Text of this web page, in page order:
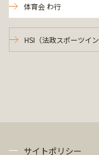
体育会 わ行
HSI（法政スポーツイ
サイトポリシー